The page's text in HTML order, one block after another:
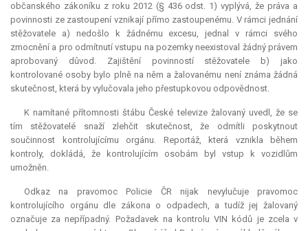
občanského zákoníku z roku 2012 (§ 436 odst. 1) vyplývá, že práva a
povinnosti ze zastoupení vznikají přímo zastoupenému. V rámci jednání
stěžovatele a) nedošlo k žádnému excesu, jednal v rámci svého
zmocnění a pro odmítnutí vstupu na pozemky neexistoval žádný právem
aprobovaný důvod. Zajištění povinností stěžovatele b) jako
kontrolované osoby bylo plně na něm a žalovanému není známa žádná
skutečnost, která by vylučovala jeho přestupkovou odpovědnost.
K namítané přítomnosti štábu České televize žalovaný uvedl, že se
tím stěžovatelé snaží zlehčit skutečnost, že odmítli poskytnout
součinnost kontrolujícímu orgánu. Reportáž, která vznikla během
kontroly, dokládá, že kontrolujícím osobám byl vstup k vozidlům
umožněn.
Odkaz na pravomoc Policie ČR nijak nevylučuje pravomoc
kontrolujícího orgánu dle zákona o odpadech, a tudíž jej žalovaný
označuje za nepřípadný. Požadavek na kontrolu VIN kódů je zcela v